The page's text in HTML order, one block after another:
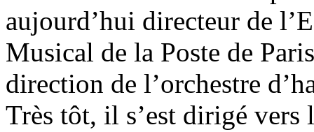
aujourd’hui directeur de
Musical de la Poste de
direction de l’orchestre
Très tôt, il s’est dirigé